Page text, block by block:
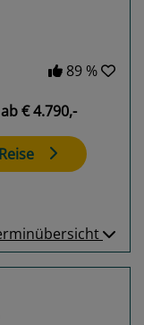
89 %
ab€ 4.790,-